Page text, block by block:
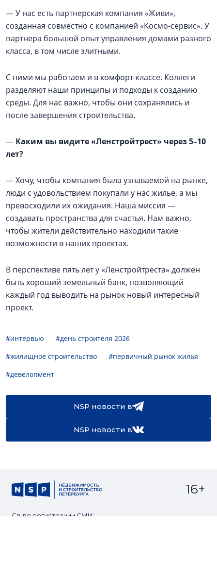
— У нас есть партнерская компания «Живи»,
созданная совместно с компанией «Космо-сервис». У
партнера большой опыт управления домами разного
класса, в том числе элитными.
С ними мы работаем и в комфорт-классе. Коллеги
разделяют наши принципы и подходы к созданию
среды. Для нас важно, чтобы они сохранялись и
после завершения строительства.
— Каким вы видите «Ленстройтрест» через 5–10
лет?
— Хочу, чтобы компания была узнаваемой на рынке,
люди с удовольствием покупали у нас жилье, а мы
превосходили их ожидания. Наша миссия —
создавать пространства для счастья. Нам важно,
чтобы жители действительно находили такие
возможности в наших проектах.
В перспективе пять лет у «Ленстройтреста» должен
быть хороший земельный банк, позволяющий
каждый год выводить на рынок новый интересный
проект.
#интервью
#день строителя 2026
#жилищное строительство
#первичный рынок жилья
#девелопмент
NSP новости в
NSP новости в
Св-во регистрации СМИ:
16+